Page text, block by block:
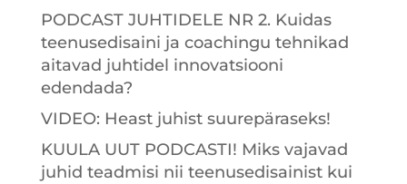
PODCAST JUHTIDELE NR 2. Kuidas
teenusedisaini ja coachingu tehnikad
aitavad juhtidel innovatsiooni
edendada?
VIDEO: Heast juhist suurepäraseks!
KUULA UUT PODCASTI! Miks vajavad
juhid teadmisi nii teenusedisainist kui